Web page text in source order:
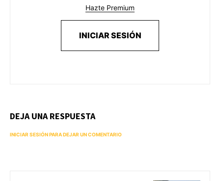
Hazte Premium
INICIAR SESIÓN
DEJA UNA RESPUESTA
INICIAR SESIÓN PARA DEJAR UN COMENTARIO